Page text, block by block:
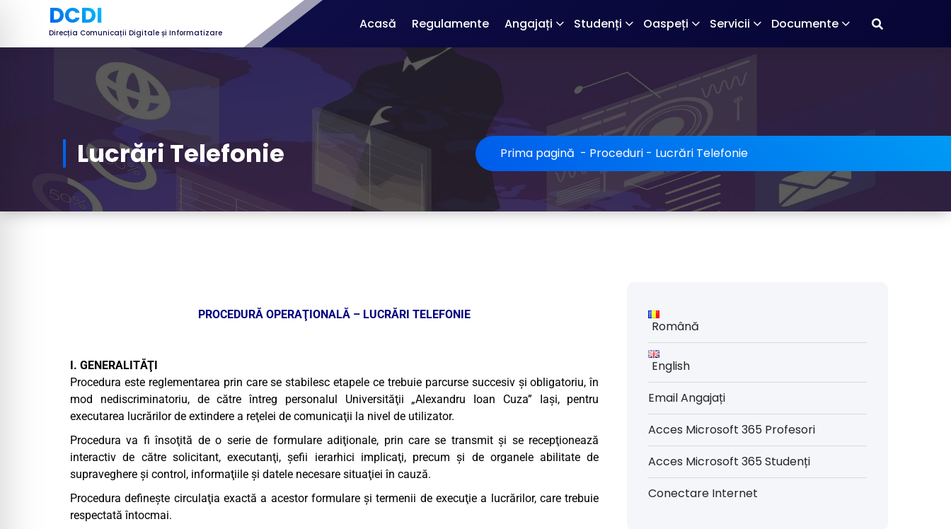
DCDI
Direcția Comunicații Digitale și Informatizare
Acasă Regulamente Angajați Studenți Oaspeți Servicii Documente
Lucrări Telefonie Prima pagină - Proceduri - Lucrări Telefonie
PROCEDURĂ OPERAŢIONALĂ – LUCRĂRI TELEFONIE
I. GENERALITĂŢI
Procedura este reglementarea prin care se stabilesc etapele ce trebuie parcurse succesiv şi obligatoriu, în
mod nediscriminatoriu, de către întreg personalul Universităţii „Alexandru Ioan Cuza” Iaşi, pentru
executarea lucrărilor de extindere a reţelei de comunicaţii la nivel de utilizator.
Procedura va fi însoţită de o serie de formulare adiţionale, prin care se transmit şi se recepţionează
interactiv de către solicitant, executanţi, şefii ierarhici implicaţi, precum şi de organele abilitate de
supraveghere şi control, informaţiile şi datele necesare situaţiei în cauză.
Procedura defineşte circulaţia exactă a acestor formulare şi termenii de execuţie a lucrărilor, care trebuie
respectată întocmai.
Română
English
Email Angajați
Acces Microsoft 365 Profesori
Acces Microsoft 365 Studenți
Conectare Internet